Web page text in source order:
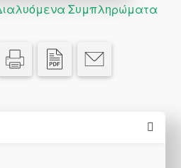
Συμπληρώματα